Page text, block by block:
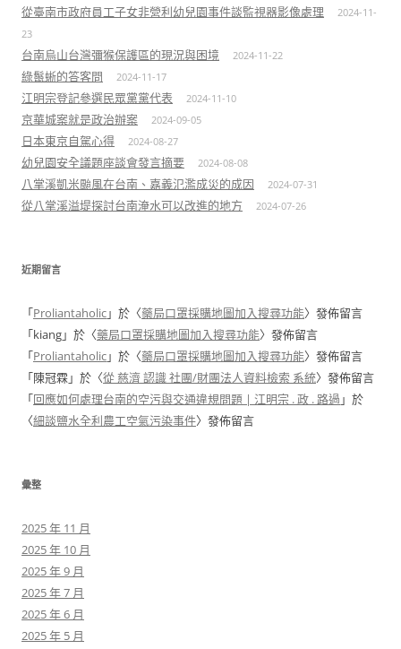
從臺南市政府員工子女非營利幼兒園事件談監視器影像處理
2024-11-
23
台南烏山台灣彌猴保護區的現況與困境 2024-11-22
綠鬣蜥的答客問 2024-11-17
江明宗登記參選民眾黨黨代表 2024-11-10
京華城案就是政治辦案 2024-09-05
日本東京自駕心得 2024-08-27
幼兒園安全議題座談會發言摘要 2024-08-08
八掌溪凱米颱風在台南、嘉義氾濫成災的成因 2024-07-31
從八掌溪溢堤探討台南淹水可以改進的地方 2024-07-26
近期留言
「Proliantaholic」於〈藥局口罩採購地圖加入搜尋功能〉發佈留言
「kiang」於〈藥局口罩採購地圖加入搜尋功能〉發佈留言
「Proliantaholic」於〈藥局口罩採購地圖加入搜尋功能〉發佈留言
「陳冠霖」於〈從 慈濟 認識 社團/財團法人資料檢索 系統〉發佈留言
「回應如何處理台南的空污與交通違規問題 | 江明宗 . 政 . 路過 」於
〈細談鹽水全利農工空氣污染事件〉發佈留言
彙整
2025 年 11 月
2025 年 10 月
2025 年 9 月
2025 年 7 月
2025 年 6 月
2025 年 5 月